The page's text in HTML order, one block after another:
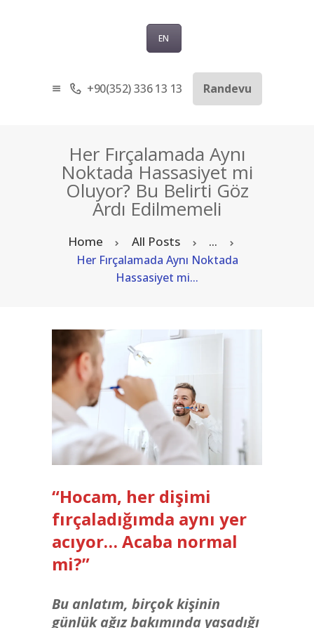
EN
+90(352) 336 13 13 Randevu
Her Fırçalamada Aynı
Noktada Hassasiyet mi
Oluyor? Bu Belirti Göz
Ardı Edilmemeli
Home All Posts ...
Her Fırçalamada Aynı Noktada
Hassasiyet mi...
SAĞLIK TURIZMI
TEDAVILER
BLOG
SORU-CEVAP
TÜRKÇE
“Hocam, her dişimi
fırçaladığımda aynı yer
acıyor… Acaba normal
mi?”
Bu anlatım, birçok kişinin
günlük ağız bakımında yaşadığı